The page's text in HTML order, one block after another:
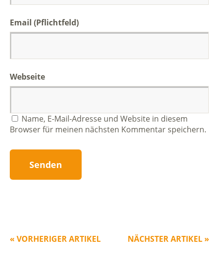
Email (Pflichtfeld)
Webseite
Name, E-Mail-Adresse und Website in diesem
Browser für meinen nächsten Kommentar speichern.
NÄCHSTER ARTIKEL »
« VORHERIGER ARTIKEL